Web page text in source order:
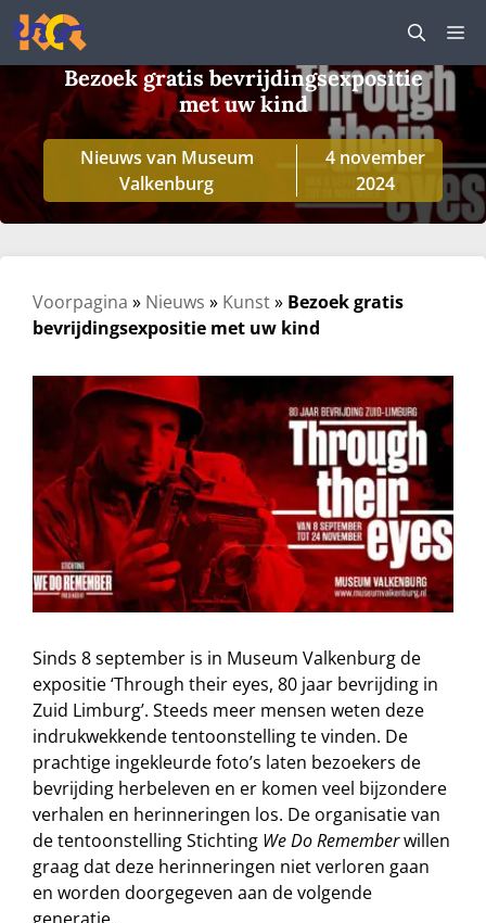
Ga
naar
de
inhoud
Bezoek gratis bevrijdingsexpositie
met uw kind
Nieuws van Museum
Valkenburg
4 november
2024
Voorpagina » Nieuws » Kunst» Bezoek gratis
bevrijdingsexpositie met uw kind
Sinds 8 september is in Museum Valkenburg de
expositie ‘Through their eyes, 80 jaar bevrijding in
Zuid Limburg’. Steeds meer mensen weten deze
indrukwekkende tentoonstelling te vinden. De
prachtige ingekleurde foto’s laten bezoekers de
bevrijding herbeleven en er komen veel bijzondere
verhalen en herinneringen los. De organisatie van
de tentoonstelling Stichting We Do Rememberwillen
graag dat deze herinneringen niet verloren gaan
en worden doorgegeven aan de volgende